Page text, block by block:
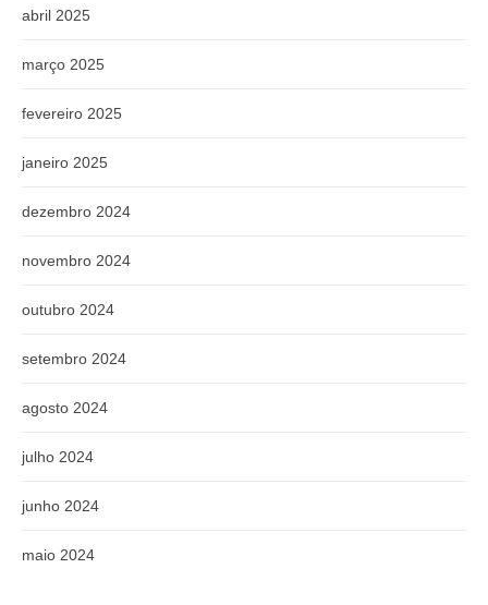
abril 2025
março 2025
fevereiro 2025
janeiro 2025
dezembro 2024
novembro 2024
outubro 2024
setembro 2024
agosto 2024
julho 2024
junho 2024
maio 2024